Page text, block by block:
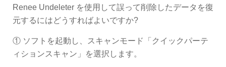
Renee Undeleter を使用して誤って削除したデータを復
元するにはどうすればよいですか?
① ソフトを起動し、スキャンモード「クイックパーテ
ィションスキャン」を選択します。